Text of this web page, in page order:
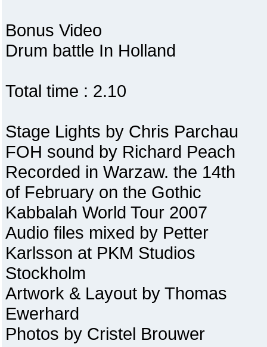
Bonus Video
Drum battle In Holland
Total time : 2.10
Stage Lights by Chris Parchau
FOH sound by Richard Peach
Recorded in Warzaw. the 14th
of February on the Gothic
Kabbalah World Tour 2007
Audio files mixed by Petter
Karlsson at PKM Studios
Stockholm
Artwork & Layout by Thomas
Ewerhard
Photos by Cristel Brouwer